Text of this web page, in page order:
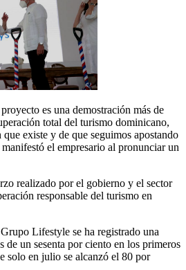
es una demostración más de
total del turismo dominicano,
existe y de que seguimos apostando
el empresario al pronunciar un
realizado por el gobierno y el sector
responsable del turismo en
Lifestyle se ha registrado una
de un sesenta por ciento en los primeros
solo en julio se alcanzó el 80 por